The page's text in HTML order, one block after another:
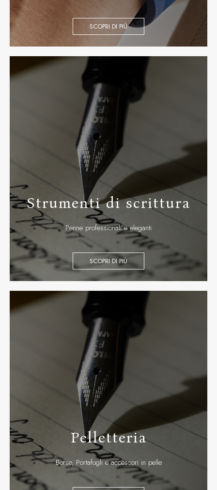
SCOPRI DI PIÙ
Strumenti di scrittura
Penne professionali e eleganti
SCOPRI DI PIÙ
Pelletteria
Borse, Portafogli e accessori in pelle